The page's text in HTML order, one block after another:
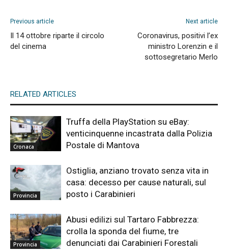
Previous article
Il 14 ottobre riparte il circolo
del cinema
Next article
Coronavirus, positivi l’ex
ministro Lorenzin e il
sottosegretario Merlo
RELATED ARTICLES
Cronaca
Truffa della PlayStation su eBay:
venticinquenne incastrata dalla Polizia
Postale di Mantova
Provincia
Ostiglia, anziano trovato senza vita in
casa: decesso per cause naturali, sul
posto i Carabinieri
Provincia
Abusi edilizi sul Tartaro Fabbrezza:
crolla la sponda del fiume, tre
denunciati dai Carabinieri Forestali